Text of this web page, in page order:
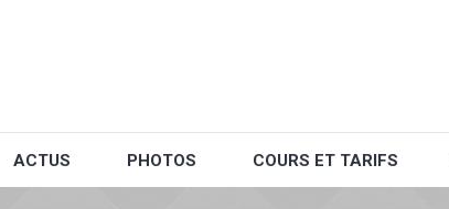
ACTUS PHOTOS COURS ET TARIFS